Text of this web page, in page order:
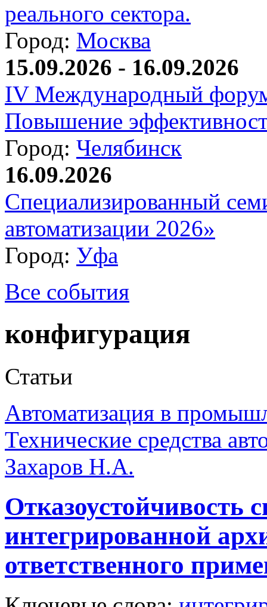
реального сектора.
Город: Москва
15.09.2026 - 16.09.2026
IV Международный
Повышение
Город: Челябинск
16.09.2026
Специализированный
автоматизации 2026»
Город: Уфа
Все события
конфигурация
Статьи
Автоматизация в
Технические средства
Захаров Н.А.
Отказоустойчивость
интегрированной
ответственного